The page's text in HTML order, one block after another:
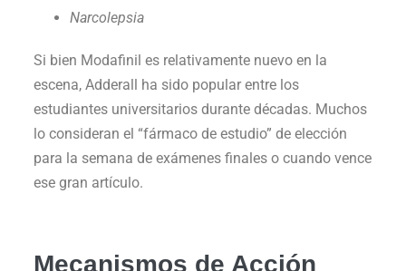
Narcolepsia
Si bien Modafinil es relativamente nuevo en la
escena, Adderall ha sido popular entre los
estudiantes universitarios durante décadas. Muchos
lo consideran el “fármaco de estudio” de elección
para la semana de exámenes finales o cuando vence
ese gran artículo.
Mecanismos de Acción